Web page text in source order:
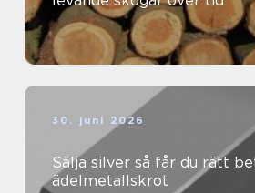
30. juni 2026
Sälja silver så får du rätt betalt för ditt
ädelmetallskrot